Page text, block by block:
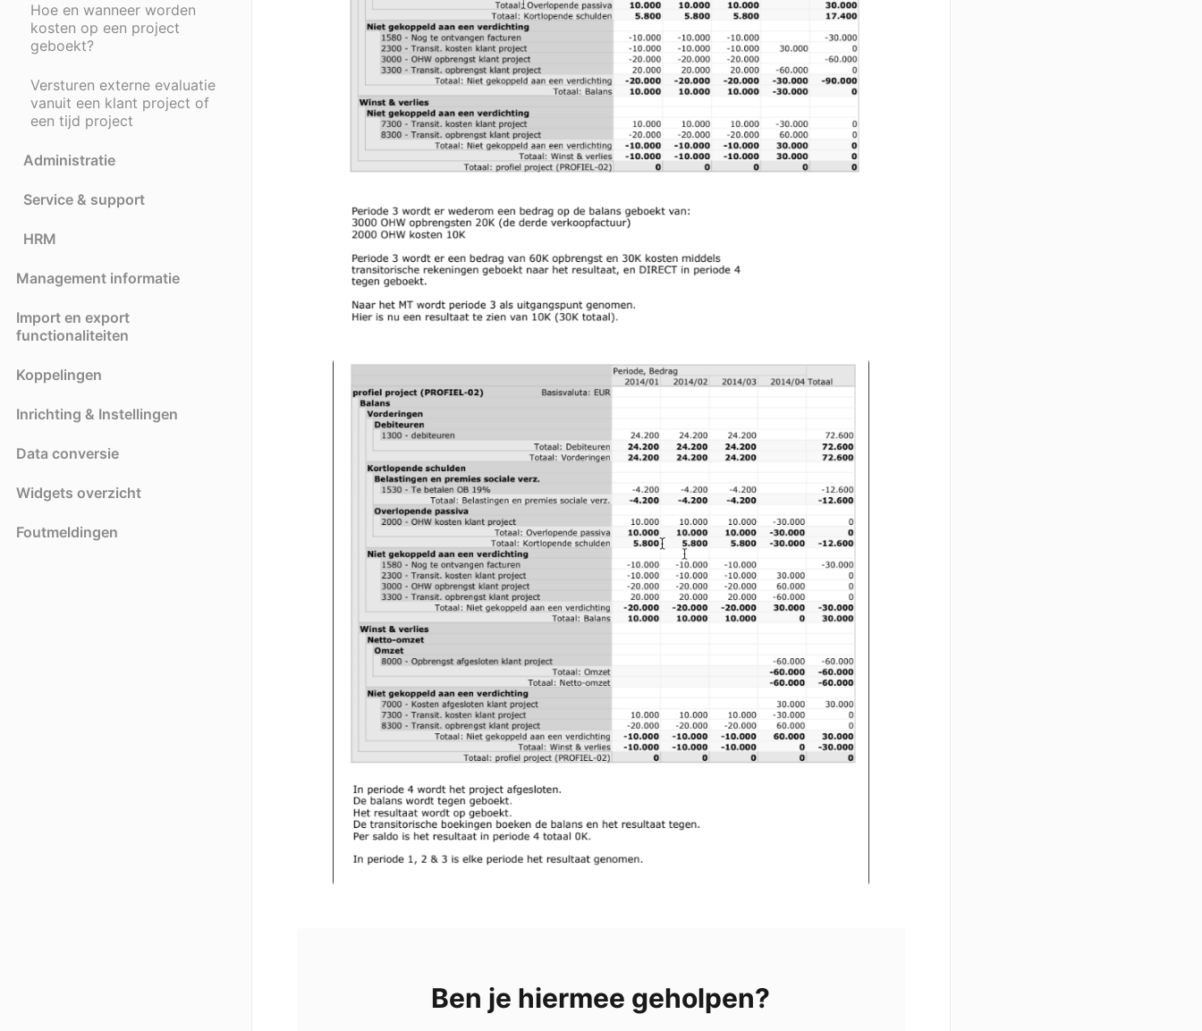
Hoe en wanneer worden
kosten op een project
geboekt?
Versturen externe evaluatie
vanuit een klant project of
een tijd project
Administratie
Service & support
HRM
Management informatie
Import en export
functionaliteiten
Koppelingen
Inrichting & Instellingen
Data conversie
Widgets overzicht
Foutmeldingen
Ben je hiermee geholpen?